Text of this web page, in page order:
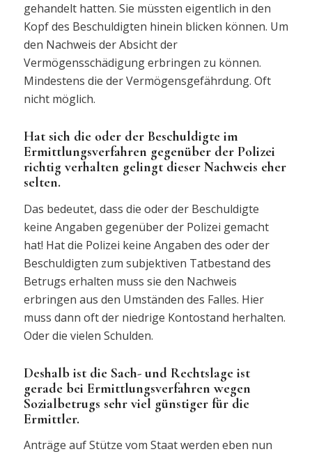
gehandelt hatten. Sie müssten eigentlich in den
Kopf des Beschuldigten hinein blicken können. Um
den Nachweis der Absicht der
Vermögensschädigung erbringen zu können.
Mindestens die der Vermögensgefährdung. Oft
nicht möglich.
Hat sich die oder der Beschuldigte im
Ermittlungsverfahren gegenüber der Polizei
richtig verhalten gelingt dieser Nachweis eher
selten.
Das bedeutet, dass die oder der Beschuldigte
keine Angaben gegenüber der Polizei gemacht
hat! Hat die Polizei keine Angaben des oder der
Beschuldigten zum subjektiven Tatbestand des
Betrugs erhalten muss sie den Nachweis
erbringen aus den Umständen des Falles. Hier
muss dann oft der niedrige Kontostand herhalten.
Oder die vielen Schulden.
Deshalb ist die Sach- und Rechtslage ist
gerade bei Ermittlungsverfahren wegen
Sozialbetrugs sehr viel günstiger für die
Ermittler.
Anträge auf Stütze vom Staat werden eben nun